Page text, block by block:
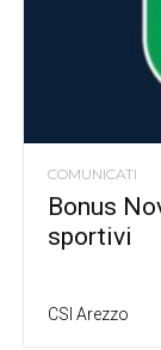
COMUNICATI
Bonus
sportivi
CSI Arezzo